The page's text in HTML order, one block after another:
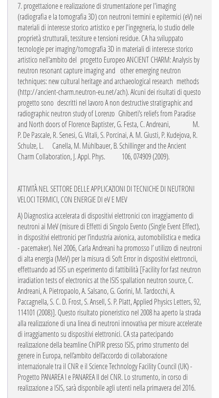
7. progettazione e realizzazionedi strumentazione per l'imaging
(radiografia e la tomografia 3D)con neutroni termini e epitermici (eV) nei
materiali di interesse storico artistico e perl'ingegneria, lo studio delle
proprietà strutturali, tessiture e tensioni residue. CA ha sviluppato
tecnologie per imaging/tomografia 3D in materiali di interesse storico
artistico nell'ambito del progetto Europeo ANCIENT CHARM: Analysis by
neutron resonant capture imaging and other emerging neutron
techniques: new cultural heritage and archaeological research methods
(http://ancient-charm.neutron-eu.net/ach). Alcuni dei risultati di questo
progetto sono descritti nel lavoro A non destructive stratigraphic and
radiographic neutron study of Lorenzo Ghiberti’s reliefs from Paradise
and North doors of Florence Baptister, G. Festa, C. Andreani,
M.
P. De Pascale, R. Senesi, G. Vitali, S. Porcinai, A. M. Giusti, P. Kudejova, R.
Schulze, L.
Canella, M. Mühlbauer, B. Schillinger and the Ancient
Charm Collaboration, J. Appl. Phys.
106, 074909 (2009).
ATTIVITÀ NEL SETTORE DELLE APPLICAZIONI DI TECNICHE DI NEUTRONI
VELOCI TERMICI, CON ENERGIE DI eV E MEV
A)Diagnostica accelerata di dispositivi elettronici con irraggiamento di
neutroni ai MeV (misure di Effetti di Singolo Evento (Single Event Effect),
in dispositivi elettronici per l’industria avionica, automobilistica e medica
- pacemaker). Nel 2006, Carla Andreani ha promosso l’ utilizzo di neutroni
di alta energia (MeV) per la misura di Soft Error in dispositivi elettroncii,
effettuando ad ISIS un esperimento di fattibilità [Facility for fast neutron
irradiation tests of electronics at the ISIS spallation neutron source, C.
Andreani, A. Pietropaolo, A. Salsano, G. Gorini, M. Tardocchi, A.
Paccagnella, S. C. D. Frost, S. Ansell, S. P. Platt, Applied Physics Letters, 92,
114101 (2008)]. Questo risultato pioneristico nel 2008 ha aperto la strada
alla realizzazione di una linea di neutroni innovativa per misure accelerate
di irraggiamento su dispositivi elettronici. CA sta partecipando
realizzazione della beamline ChIPIR presso ISIS, primo strumento del
genere in Europa, nell’ambito dell’accordo di collaborazione
internazionale tra il CNR e il Science Technology Facility Council (UK) -
Progetto PANAREA I e PANAREA II del CNR. Lo strumento, in corso di
realizzazione a ISIS, sarà disponbile agli utenti nella primavera del 2016.